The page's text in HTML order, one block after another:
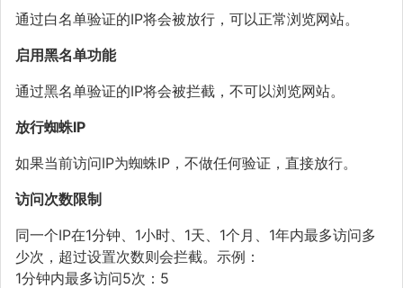
通过白名单验证的IP将会被放行，可以正常浏览网站。
启用黑名单功能
通过黑名单验证的IP将会被拦截，不可以浏览网站。
放行蜘蛛IP
如果当前访问IP为蜘蛛IP，不做任何验证，直接放行。
访问次数限制
同一个IP在1分钟、1小时、1天、1个月、1年内最多访问多
少次，超过设置次数则会拦截。示例：
1分钟内最多访问5次：5